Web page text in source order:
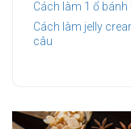
Cách làm 1 ổ
Cách làm jelly
câu